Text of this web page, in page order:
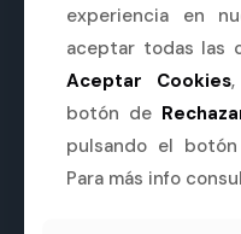
Salamanca y
Avda.
Bajo
experiencia en
aceptar todas las
Aceptar Cookies,
botón de
pulsando el
Para más info